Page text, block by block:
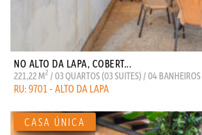
NO ALTO DA LAPA, COBERT...
221,22 M2 / 03 QUARTOS (03 SUITES) / 04
RU: 9701 - ALTO DA LAPA